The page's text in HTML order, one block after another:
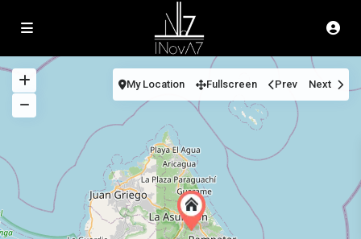
My Location Fullscreen Prev Next